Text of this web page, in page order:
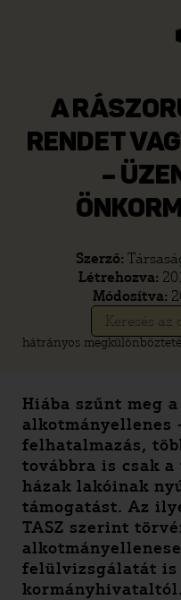
A
RENDET
–
Szerző:
Létrehozva:
Módosítva:
hátrányos
Hiába szűnt meg
alkotmányellenes
felhatalmazás,
továbbra is csak
házak lakóinak
támogatást. Az
TASZ szerint
felülvizsgálatát
kormányhivataltól.